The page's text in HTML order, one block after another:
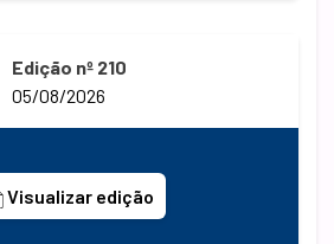
Edição nº 210
05/08/2026
Visualizar edição